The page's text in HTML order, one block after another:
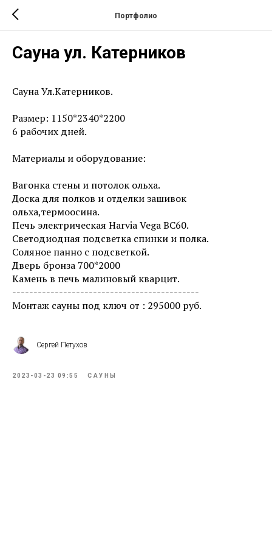
Портфолио
Сауна ул. Катерников
Сауна Ул.Катерников.
Размер: 1150*2340*2200
6 рабочих дней.
Материалы и оборудование:
Вагонка стены и потолок ольха.
Доска для полков и отделки зашивок
ольха,термоосина.
Печь электрическая Harvia Vega BC60.
Светодиодная подсветка спинки и полка.
Соляное панно с подсветкой.
Дверь бронза 700*2000
Камень в печь малиновый кварцит.
--------------------------------------------
Монтаж сауны под ключ от : 295000 руб.
Сергей Петухов
2023-03-23 09:55 САУНЫ